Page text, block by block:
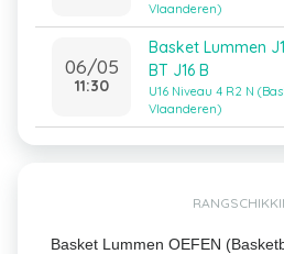
Vlaanderen)
06/05
11:30
Basket Lummen
BT J16 B
U16 Niveau 4 R2 N
Vlaanderen)
Basket Lummen OEFEN